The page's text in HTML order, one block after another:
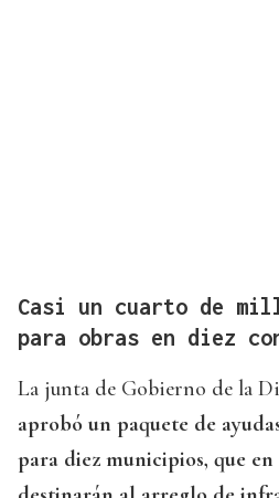
Casi un cuarto de
para obras en diez
La junta de Gobierno de la
aprobó un paquete de
para diez municipios, que en